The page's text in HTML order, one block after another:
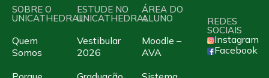
SOBRE O
UNICATHEDRAL
Quem
Somos
ESTUDE NO
UNICATHEDRAL
Vestibular
2026
ÁREA DO
ALUNO
Moodle –
AVA
REDES
SOCIAIS
Instagram
Facebook